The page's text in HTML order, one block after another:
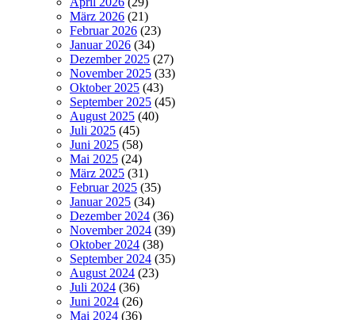
März 2026 (21)
Februar 2026 (23)
Januar 2026 (34)
Dezember 2025 (27)
November 2025 (33)
Oktober 2025 (43)
September 2025 (45)
August 2025 (40)
Juli 2025 (45)
Juni 2025 (58)
Mai 2025 (24)
März 2025 (31)
Februar 2025 (35)
Januar 2025 (34)
Dezember 2024 (36)
November 2024 (39)
Oktober 2024 (38)
September 2024 (35)
August 2024 (23)
Juli 2024 (36)
Juni 2024 (26)
Mai 2024 (36)